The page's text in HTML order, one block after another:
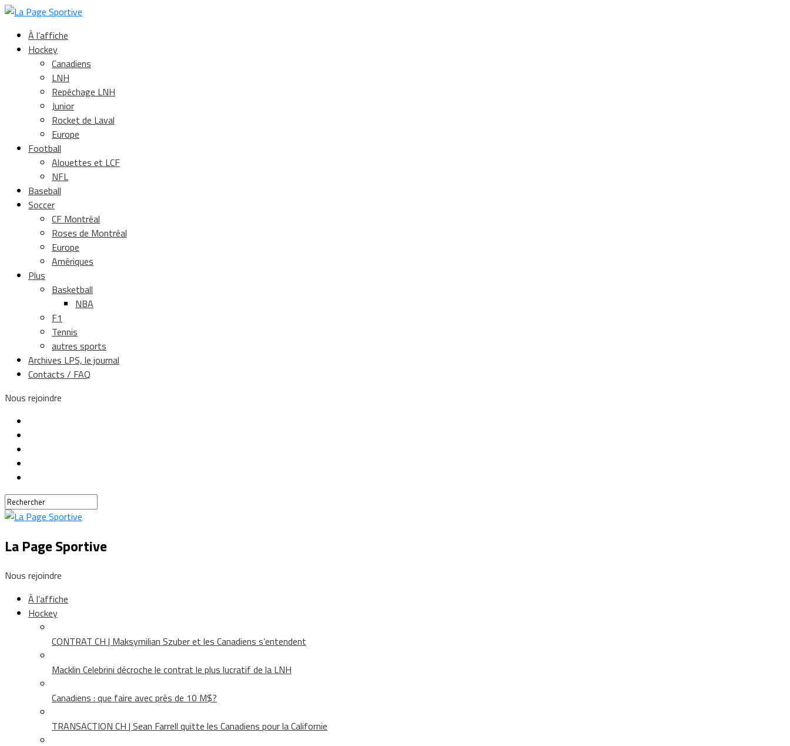
À l’affiche
Hockey
Canadiens
LNH
Repêchage LNH
Junior
Rocket de Laval
Europe
Football
Alouettes et LCF
NFL
Baseball
Soccer
CF Montréal
Roses de Montréal
Europe
Amériques
Plus
Basketball
NBA
F1
Tennis
autres sports
Archives LPS, le journal
Contacts / FAQ
Nous rejoindre
La Page Sportive
Nous rejoindre
À l’affiche
Hockey
CONTRAT CH | Maksymilian Szuber et les Canadiens s’entendent
Macklin Celebrini décroche le contrat le plus lucratif de la LNH
Canadiens : que faire avec près de 10 M$?
TRANSACTION CH | Sean Farrell quitte les Canadiens pour la Californie